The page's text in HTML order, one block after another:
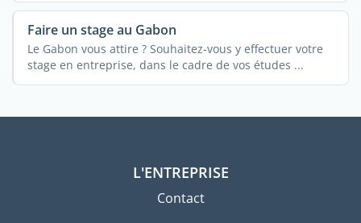
Faire un stage au Gabon
Le Gabon vous attire ? Souhaitez-vous y effectuer votre
stage en entreprise, dans le cadre de vos études ...
L'ENTREPRISE
Contact